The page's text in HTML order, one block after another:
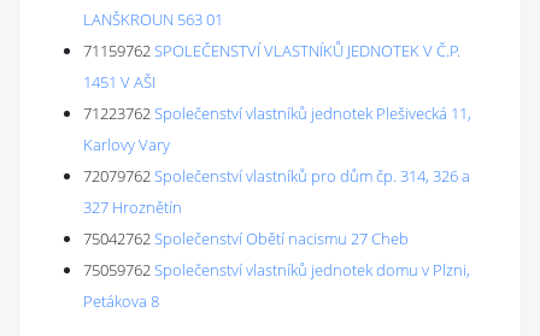
LANŠKROUN 563 01
71159762SPOLEČENSTVÍ VLASTNÍKŮ JEDNOTEK V Č.P.
1451 V AŠI
71223762Společenství vlastníků jednotek Plešivecká 11,
Karlovy Vary
72079762Společenství vlastníků pro dům čp. 314, 326 a
327 Hroznětín
75042762Společenství Obětí nacismu 27 Cheb
75059762Společenství vlastníků jednotek domu v Plzni,
Petákova 8